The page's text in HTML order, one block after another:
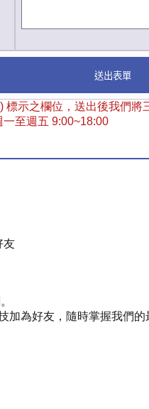
送出表單
標示之欄位，送出後我們將
至週五 9:00~18:00
友
加為好友，隨時掌握我們的